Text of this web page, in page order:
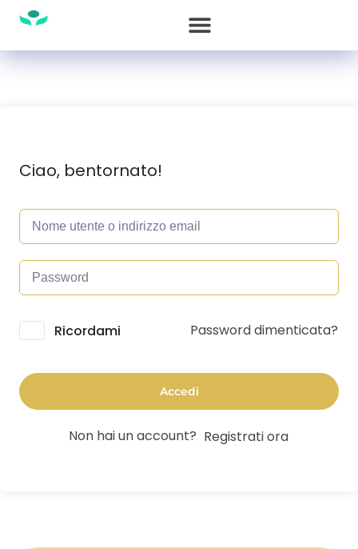
Ciao, bentornato!
Alternative:
Ricordami Password dimenticata?
Accedi
Non hai un account? Registrati ora